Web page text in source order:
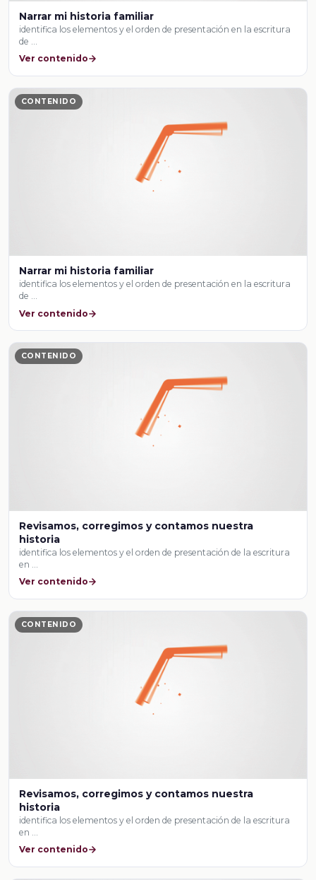
Narrar mi historia familiar
identifica los elementos y el orden de presentación en la escritura
de …
Ver contenido
CONTENIDO
Narrar mi historia familiar
identifica los elementos y el orden de presentación en la escritura
de …
Ver contenido
CONTENIDO
Revisamos, corregimos y contamos nuestra
historia
identifica los elementos y el orden de presentación de la escritura
en …
Ver contenido
CONTENIDO
Revisamos, corregimos y contamos nuestra
historia
identifica los elementos y el orden de presentación de la escritura
en …
Ver contenido